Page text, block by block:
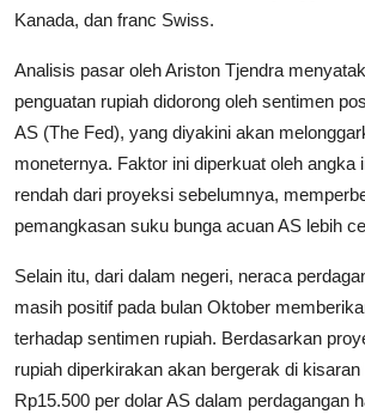
Kanada, dan franc Swiss.
Analisis pasar oleh Ariston Tjendra
penguatan rupiah didorong oleh sentimen
AS (The Fed), yang diyakini akan
moneternya. Faktor ini diperkuat oleh angka
rendah dari proyeksi sebelumnya,
pemangkasan suku bunga acuan AS lebih
Selain itu, dari dalam negeri, neraca
masih positif pada bulan Oktober
terhadap sentimen rupiah. Berdasarkan
rupiah diperkirakan akan bergerak di
Rp15.500 per dolar AS dalam perdagangan